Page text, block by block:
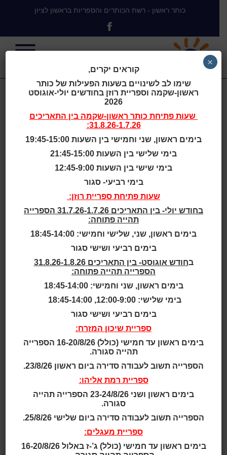
כותר ראשון - רשת הכותרים והספריות בראשון לציון
Zinder Cultural
Center, Tiel,
Holland
Tiel Biblioteka
תושבים.
מערך הספריות: 2 ספריות ציבוריות
שנה: 2017
לקריאה נוספת ולתמונות:
Holland
בניין התרבות החדש של העיר טיל שבהולנד ממוקם במרכז
העיר ובסמוך לנהר ואל.
אשכול התרבות הפועם והחדש הזה ממריץ את תושבי העיר
והסביבה ומזמינם להיות חלק ממנו.
שיעורי מוסיקה או מחול, קורס באמנות, השאלת ספרים,
מקום לחזרות ללהקות מקומיות וקונצרטים
של מוסיקת פופ - הכול מתרחש בזינדר. עיריית טיל פעילה
מאוד בדחיפת האטרקציה החדשה בעיר.
האיכות שטמונה בקירבה לנהר מנוצלת במלואה, וכך גם
היחסים שבין מרכז העיר לנהר מתחזקים.
רמת המתקנים טובה, והגישה לעיר השתפרה גם כן.
מרכיב חשוב בתוכניות הוא מיקומו המוקפד של המבנה,
שמוקף בנהר, במרכז העיר ההיסטורי וברחוב
קוראים יקרים,
שימו לב לשינויים בשעות הפעילות של כותר
ראשון-שקמה וספריית רוזן בחודשים יולי-אוגוסט
2026
שעות פתיחת כותר ראשון-שקמה בין התאריכים
31.8.26-1.7.26:
בימים ראשון, שני וחמישי בין השעות 19:45-15:00
בימי שלישי בין השעות 21:45-15:00
בימי שישי בין השעות 12:45-9:00
בימי רביעי- סגור
שעות פתיחת ספריית רוזן:
בחודש יולי- בין התאריכים 31.7.26-1.7.26 הספרייה
תהייה פתוחה:
בימים ראשון, שני, שלישי וחמישי: 18:45-14:00
בימים רביעי ושישי סגור
ב
חודש אוגוסט- בין התאריכים 31.8.26-1.8.26
הספרייה תהייה פתוחה:
בימים ראשון, שני וחמישי: 18:45-14:00
בימי שלישי: 12:00-9:00, 18:45-14:00
בימים רביעי ושישי סגור
ספריית שיכון המזרח:
בימים ראשון עד חמישי (כולל) 16-20/8/26 הספרייה
תהייה סגורה.
הספרייה תשוב לעבודה סדירה ביום ראשון 23/8/26.
ספריית רמת אליהו:
בימים ראשון ושני 23-24/8/26 הספרייה תהייה
סגורה.
הספרייה תשוב לעבודה סדירה ביום שלישי 25/8/26.
ספריית מעגלים:
בימים ראשון עד חמישי (כולל) ג’-ז באלול 16-20/8/26
×